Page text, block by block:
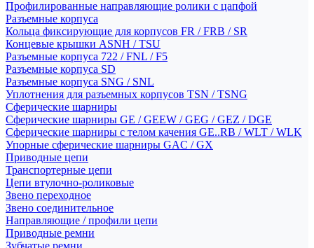
Профилированные направляющие ролики с цапфой
Разъемные корпуса
Кольца фиксирующие для корпусов FR / FRB / SR
Концевые крышки ASNH / TSU
Разъемные корпуса 722 / FNL / F5
Разъемные корпуса SD
Разъемные корпуса SNG / SNL
Уплотнения для разъемных корпусов TSN / TSNG
Сферические шарниры
Сферические шарниры GE / GEEW / GEG / GEZ / DGE
Сферические шарниры с телом качения GE..RB / WLT / WLK
Упорные сферические шарниры GAC / GX
Приводные цепи
Транспортерные цепи
Цепи втулочно-роликовые
Звено переходное
Звено соединительное
Направляющие / профили цепи
Приводные ремни
Зубчатые ремни